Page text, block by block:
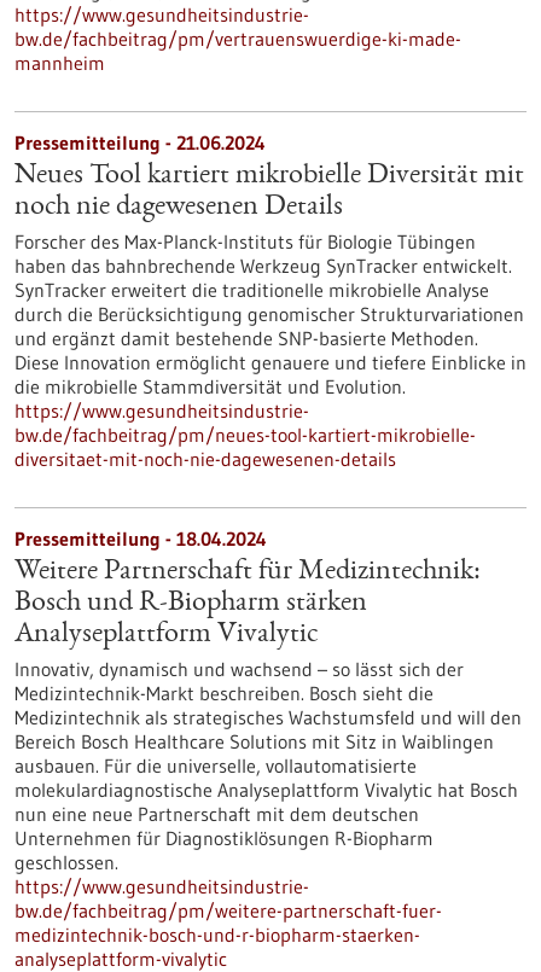
https://www.gesundheitsindustrie-
bw.de/fachbeitrag/pm/vertrauenswuerdige-ki-made-
mannheim
Pressemitteilung - 21.06.2024
Neues Tool kartiert mikrobielle Diversität mit
noch nie dagewesenen Details
Forscher des Max-Planck-Instituts für Biologie Tübingen
haben das bahnbrechende Werkzeug SynTracker entwickelt.
SynTracker erweitert die traditionelle mikrobielle Analyse
durch die Berücksichtigung genomischer Strukturvariationen
und ergänzt damit bestehende SNP-basierte Methoden.
Diese Innovation ermöglicht genauere und tiefere Einblicke in
die mikrobielle Stammdiversität und Evolution.
https://www.gesundheitsindustrie-
bw.de/fachbeitrag/pm/neues-tool-kartiert-mikrobielle-
diversitaet-mit-noch-nie-dagewesenen-details
Pressemitteilung - 18.04.2024
Weitere Partnerschaft für Medizintechnik:
Bosch und R-Biopharm stärken
Analyseplattform Vivalytic
Innovativ, dynamisch und wachsend – so lässt sich der
Medizintechnik-Markt beschreiben. Bosch sieht die
Medizintechnik als strategisches Wachstumsfeld und will den
Bereich Bosch Healthcare Solutions mit Sitz in Waiblingen
ausbauen. Für die universelle, vollautomatisierte
molekulardiagnostische Analyseplattform Vivalytic hat Bosch
nun eine neue Partnerschaft mit dem deutschen
Unternehmen für Diagnostiklösungen R-Biopharm
geschlossen.
https://www.gesundheitsindustrie-
bw.de/fachbeitrag/pm/weitere-partnerschaft-fuer-
medizintechnik-bosch-und-r-biopharm-staerken-
analyseplattform-vivalytic